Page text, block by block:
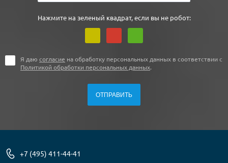
Нажмите на зеленый квадрат, если вы не робот:
Я даю согласие на обработку персональных данных в соответствии с
Политикой обработки персональных данных.
+7 (495) 411-44-41